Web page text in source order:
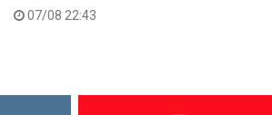
07/08 22:43